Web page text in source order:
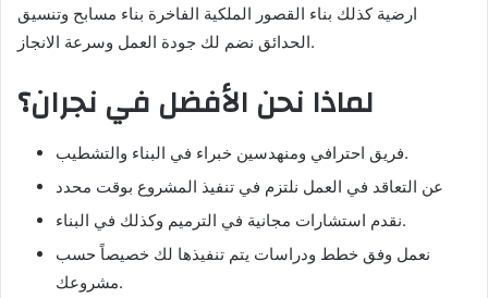
ارضية كذلك بناء القصور الملكية الفاخرة بناء مسابح وتنسيق
الحدائق نضم لك جودة العمل وسرعة الانجاز.
لماذا نحن الأفضل في نجران؟
فريق احترافي ومنهدسين خبراء في البناء والتشطيب.
عن التعاقد في العمل نلتزم في تنفيذ المشروع بوقت محدد
نقدم استشارات مجانية في الترميم وكذلك في البناء.
نعمل وفق خطط ودراسات يتم تنفيذها لك خصيصاً حسب
مشروعك.